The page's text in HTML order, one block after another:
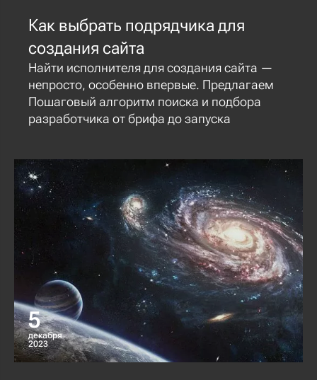
Как выбрать подрядчика для
создания сайта
Найти исполнителя для создания сайта —
непросто, особенно впервые. Предлагаем
Пошаговый алгоритм поиска и подбора
разработчика от брифа до запуска
5
декабря
2023